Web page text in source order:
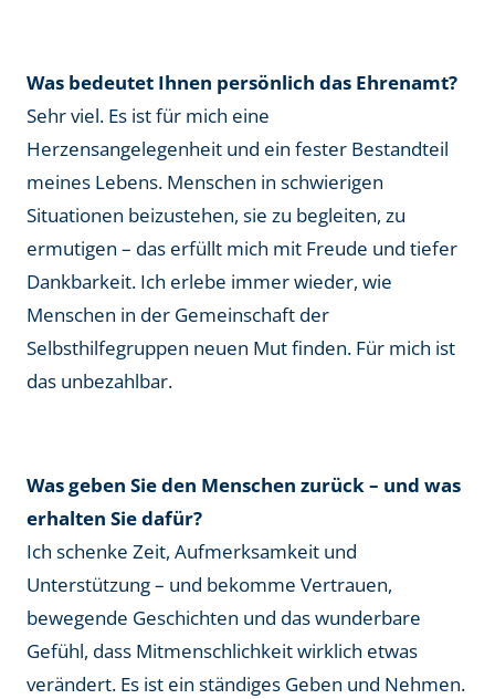
Was bedeutet Ihnen persönlich das Ehrenamt?
Sehr viel. Es ist für mich eine
Herzensangelegenheit und ein fester Bestandteil
meines Lebens. Menschen in schwierigen
Situationen beizustehen, sie zu begleiten, zu
ermutigen – das erfüllt mich mit Freude und tiefer
Dankbarkeit. Ich erlebe immer wieder, wie
Menschen in der Gemeinschaft der
Selbsthilfegruppen neuen Mut finden. Für mich ist
das unbezahlbar.
Was geben Sie den Menschen zurück – und was
erhalten Sie dafür?
Ich schenke Zeit, Aufmerksamkeit und
Unterstützung – und bekomme Vertrauen,
bewegende Geschichten und das wunderbare
Gefühl, dass Mitmenschlichkeit wirklich etwas
verändert. Es ist ein ständiges Geben und Nehmen.